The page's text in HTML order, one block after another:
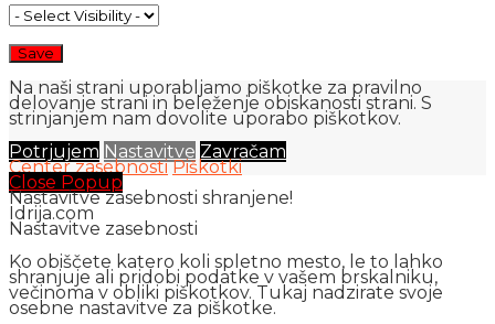
Na naši strani uporabljamo piškotke za pravilno
delovanje strani in beleženje obiskanosti strani. S
strinjanjem nam dovolite uporabo piškotkov.
Potrjujem Nastavitve Zavračam
Center zasebnosti Piškotki
Close Popup
Nastavitve zasebnosti shranjene!
Idrija.com
Nastavitve zasebnosti
Ko obiščete katero koli spletno mesto, le to lahko
shranjuje ali pridobi podatke v vašem brskalniku,
večinoma v obliki piškotkov. Tukaj nadzirate svoje
osebne nastavitve za piškotke.